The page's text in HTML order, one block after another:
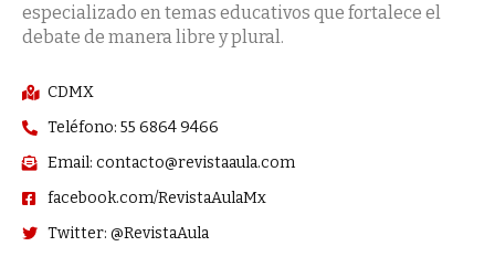
especializado en temas educativos que fortalece el
debate de manera libre y plural.
CDMX
Teléfono: 55 6864 9466
Email: contacto@revistaaula.com
facebook.com/RevistaAulaMx
Twitter: @RevistaAula